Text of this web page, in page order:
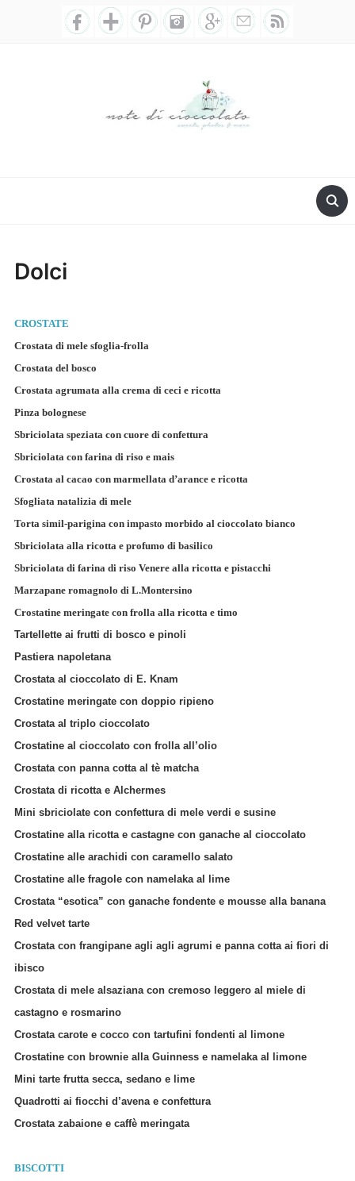
Dolci
CROSTATE
Crostata di mele sfoglia-frolla
Crostata del bosco
Crostata agrumata alla crema di ceci e ricotta
Pinza bolognese
Sbriciolata speziata con cuore di confettura
Sbriciolata con farina di riso e mais
Crostata al cacao con marmellata d’arance e ricotta
Sfogliata natalizia di mele
Torta simil-parigina con impasto morbido al cioccolato bianco
Sbriciolata alla ricotta e profumo di basilico
Sbriciolata di farina di riso Venere alla ricotta e pistacchi
Marzapane romagnolo di L.Montersino
Crostatine meringate con frolla alla ricotta e timo
Tartellette ai frutti di bosco e pinoli
Pastiera napoletana
Crostata al cioccolato di E. Knam
Crostatine meringate con doppio ripieno
Crostata al triplo cioccolato
Crostatine al cioccolato con frolla all’olio
Crostata con panna cotta al tè matcha
Crostata di ricotta e Alchermes
Mini sbriciolate con confettura di mele verdi e susine
Crostatine alla ricotta e castagne con ganache al cioccolato
Crostatine alle arachidi con caramello salato
Crostatine alle fragole con namelaka al lime
Crostata “esotica” con ganache fondente e mousse alla banana
Red velvet tarte
Crostata con frangipane agli agli agrumi e panna cotta ai fiori di
ibisco
Crostata di mele alsaziana con cremoso leggero al miele di
castagno e rosmarino
Crostata carote e cocco con tartufini fondenti al limone
Crostatine con brownie alla Guinness e namelaka al limone
Mini tarte frutta secca, sedano e lime
Quadrotti ai fiocchi d’avena e confettura
Crostata zabaione e caffè meringata
BISCOTTI